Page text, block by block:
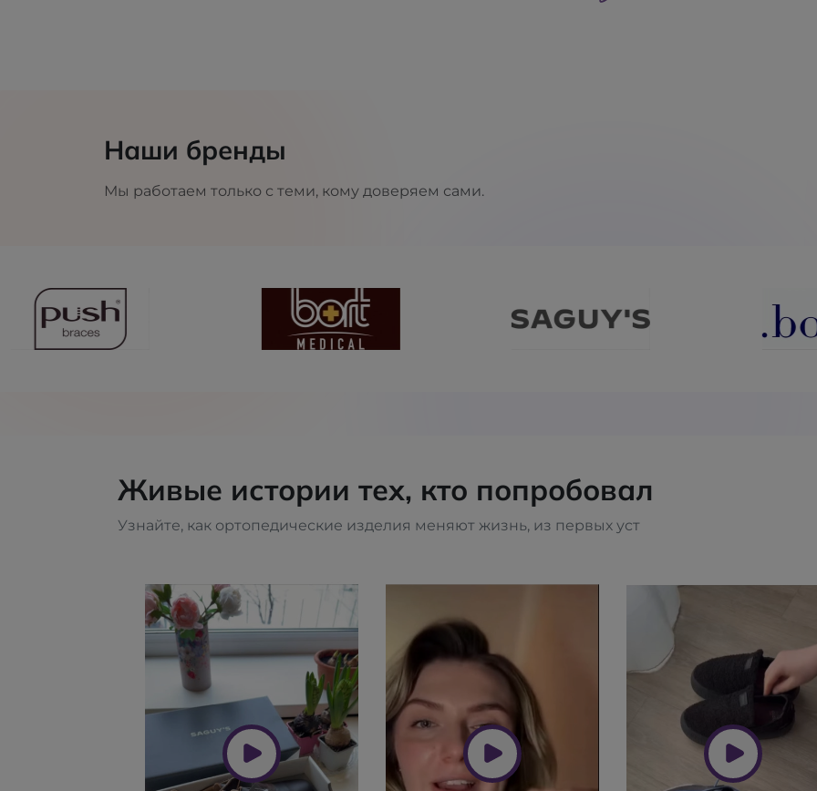
Наши бренды
Мы работаем только с теми, кому доверяем сами.
Живые истории тех, кто попробовал
Узнайте, как ортопедические изделия меняют жизнь, из первых уст